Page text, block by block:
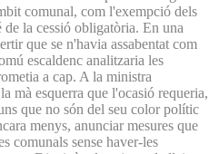
comunal, com l'exempció dels
la cessió obligatòria. En una
que se n'havia assabentat com
escaldenc analitzaria les
a cap. A la ministra
mà esquerra que l'ocasió requeria,
que no són del seu color polític
menys, anunciar mesures que
comunals sense haver-les